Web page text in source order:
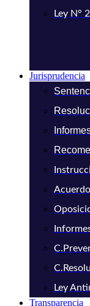
Ley N°
Jurisprudencia
Ley
Transparencia